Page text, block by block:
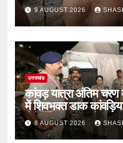
9 AUGUST 2026
उत्तराखंड
कांवड़ यात्रा अंतिम
में शिवभक्त डाक
लेने हरिद्वार पहुंच रहे
8 AUGUST 2026